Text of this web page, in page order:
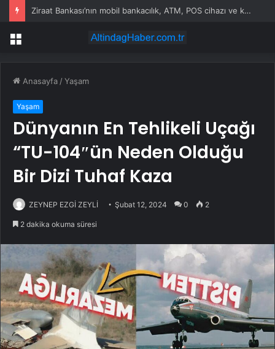
Ziraat Bankası’nın mobil bankacılık, ATM, POS cihazı ve kart hizmetleri çöktü
Menü
Anasayfa /Yaşam
Yaşam
Dünyanın En Tehlikeli Uçağı
“TU-104″ün Neden Olduğu
Bir Dizi Tuhaf Kaza
ZEYNEP EZGİ ZEYLİ Şubat 12, 2024 0 2
2 dakika okuma süresi